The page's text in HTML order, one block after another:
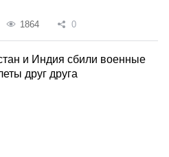
1864 0
и Индия сбили военные
друг друга